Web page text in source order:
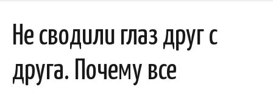
Не сводили глаз друг с
друга. Почему все